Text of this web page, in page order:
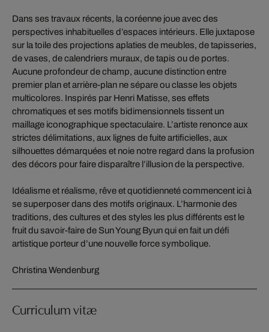
Dans ses travaux récents, la coréenne joue avec des
perspectives inhabituelles d’espaces intérieurs. Elle juxtapose
sur la toile des projections aplaties de meubles, de tapisseries,
de vases, de calendriers muraux, de tapis ou de portes.
Aucune profondeur de champ, aucune distinction entre
premier plan et arrière-plan ne sépare ou classe les objets
multicolores. Inspirés par Henri Matisse, ses effets
chromatiques et ses motifs bidimensionnels tissent un
maillage iconographique spectaculaire. L’artiste renonce aux
strictes délimitations, aux lignes de fuite artificielles, aux
silhouettes démarquées et noie notre regard dans la profusion
des décors pour faire disparaître l’illusion de la perspective.
Idéalisme et réalisme, rêve et quotidienneté commencent ici à
se superposer dans des motifs originaux. L’harmonie des
traditions, des cultures et des styles les plus différents est le
fruit du savoir-faire de Sun Young Byun qui en fait un défi
artistique porteur d’une nouvelle force symbolique.
Christina Wendenburg
Curriculum vitæ